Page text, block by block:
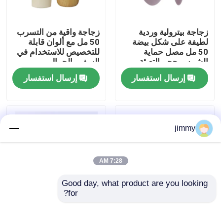
معلومات عنا
جولة في المعمل
رقابة جودة
اتصل بنا
حالات
زجاجة بيترولية وردية
لطيفة على شكل بيضة
50 مل مصل حماية
الشمس حجم التعبئة
إرسال استفسار
زجاجة واقية من التسرب
50 مل مع ألوان قابلة
للتخصيص للاستخدام في
السفر والجمال
إرسال استفسار
jimmy
7:28 AM
Good day, what product are you looking
for?